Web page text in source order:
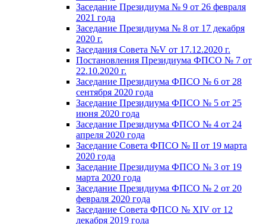
Заседание Президиума № 9 от 26 февраля
2021 года
Заседание Президиума № 8 от 17 декабря
2020 г.
Заседания Совета №V от 17.12.2020 г.
Постановления Президиума ФПСО № 7 от
22.10.2020 г.
Заседание Президиума ФПСО № 6 от 28
сентября 2020 года
Заседание Президиума ФПСО № 5 от 25
июня 2020 года
Заседание Президиума ФПСО № 4 от 24
апреля 2020 года
Заседание Совета ФПСО № II от 19 марта
2020 года
Заседание Президиума ФПСО № 3 от 19
марта 2020 года
Заседание Президиума ФПСО № 2 от 20
февраля 2020 года
Заседание Совета ФПСО № XIV от 12
декабря 2019 года